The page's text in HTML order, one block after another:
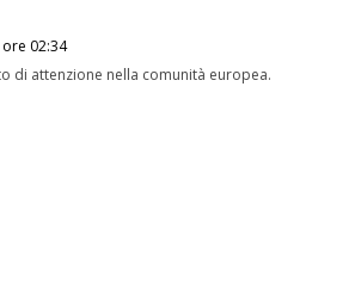
02:34
di attenzione nella comunità europea.